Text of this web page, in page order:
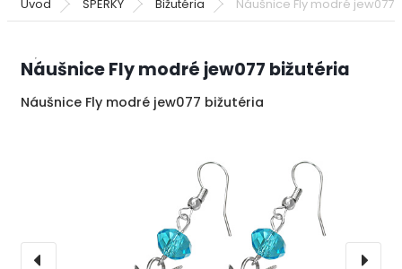
Úvod ŠPERKY Bižutéria Náušnice Fly modré jew077
Náušnice Fly modré jew077 bižutéria
Náušnice Fly modré jew077 bižutéria